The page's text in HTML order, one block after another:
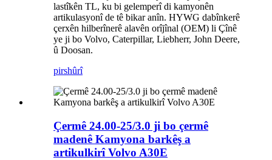
lastîkên TL, ku bi gelemperî di kamyonên
artikulasyonî de tê bikar anîn. HYWG dabînkerê
çerxên hilberînerê alavên orîjînal (OEM) li Çînê
ye ji bo Volvo, Caterpillar, Liebherr, John Deere,
û Doosan.
pirshûrî
Çermê 24.00-25/3.0 ji bo çermê
madenê Kamyona barkêş a
artikulkirî Volvo A30E